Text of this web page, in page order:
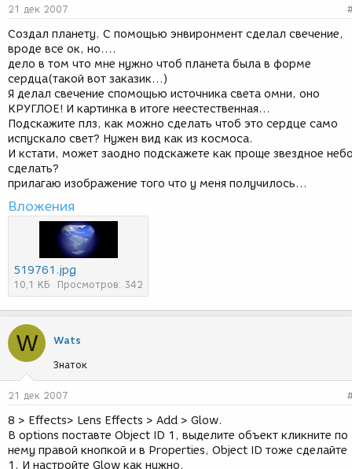
ы
а
и
я
21 дек 2007
Создал планету. С помощью энвиронмент сделал свечение,
вроде все ок, но....
дело в том что мне нужно чтоб планета была в форме
сердца(такой вот заказик...)
Я делал свечение спомощью источника света омни, оно
КРУГЛОЕ! И картинка в итоге неестественная...
Подскажите плз, как можно сделать чтоб это сердце само
испускало свет? Нужен вид как из космоса.
И кстати, может заодно подскажете как проще звездное
сделать?
прилагаю изображение того что у меня получилось...
Вложения
519761.jpg
10,1 КБ Просмотров: 342
W Wats
Знаток
21 дек 2007
8 > Effects> Lens Effects > Add > Glow.
В options поставте Object ID 1, выделите объект кликните по
нему правой кнопкой и в Properties, Object ID тоже сделайте
1. И настройте Glow как нужно.